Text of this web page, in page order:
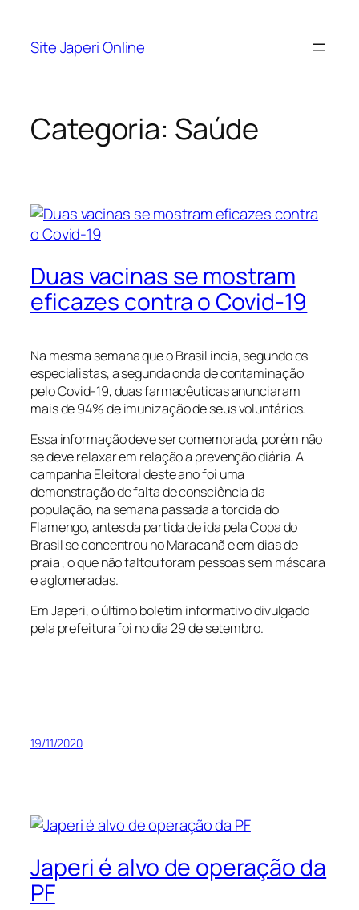
Site Japeri Online
Categoria: Saúde
Duas vacinas se mostram
eficazes contra o Covid-19
Na mesma semana que o Brasil incia, segundo os
especialistas, a segunda onda de contaminação
pelo Covid-19, duas farmacêuticas anunciaram
mais de 94% de imunização de seus voluntários.
Essa informação deve ser comemorada, porém não
se deve relaxar em relação a prevenção diária. A
campanha Eleitoral deste ano foi uma
demonstração de falta de consciência da
população, na semana passada a torcida do
Flamengo, antes da partida de ida pela Copa do
Brasil se concentrou no Maracanã e em dias de
praia , o que não faltou foram pessoas sem máscara
e aglomeradas.
Em Japeri, o último boletim informativo divulgado
pela prefeitura foi no dia 29 de setembro.
19/11/2020
Japeri é alvo de operação da
PF